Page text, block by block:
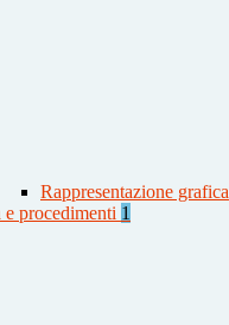
Rappresentazione grafica
procedimenti 1